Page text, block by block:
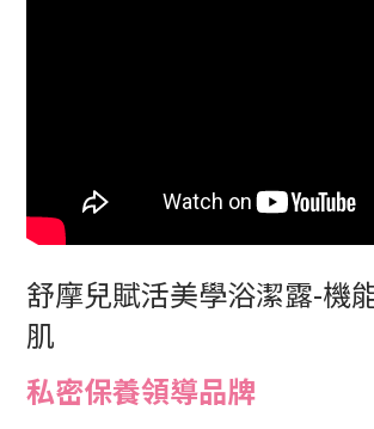
舒摩兒賦活美學浴潔露-機
肌
私密保養領導品牌